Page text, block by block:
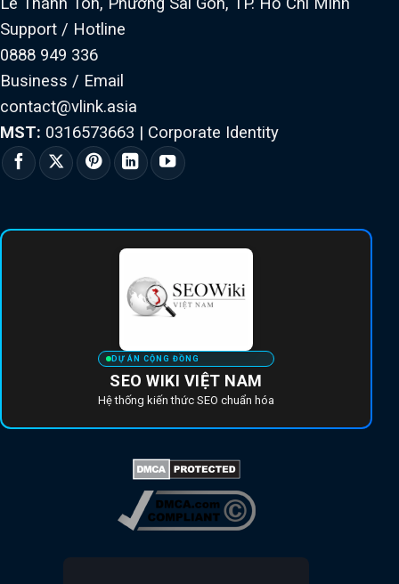
Support / Hotline
0888 949 336
Business / Email
contact@vlink.asia
MST: 0316573663 | Corporate Identity
DỰ ÁN CỘNG ĐỒNG
SEO WIKI VIỆT NAM
Hệ thống kiến thức SEO chuẩn hóa